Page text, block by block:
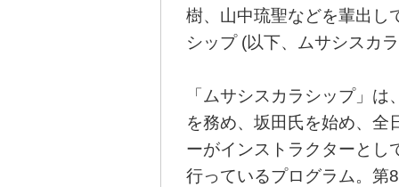
樹、山中琉聖などを輩出し
シップ (以下、ムサシスカ
「ムサシスカラシップ」
を務め、坂田氏を始め、全
ーがインストラクターとし
行っているプログラム。第